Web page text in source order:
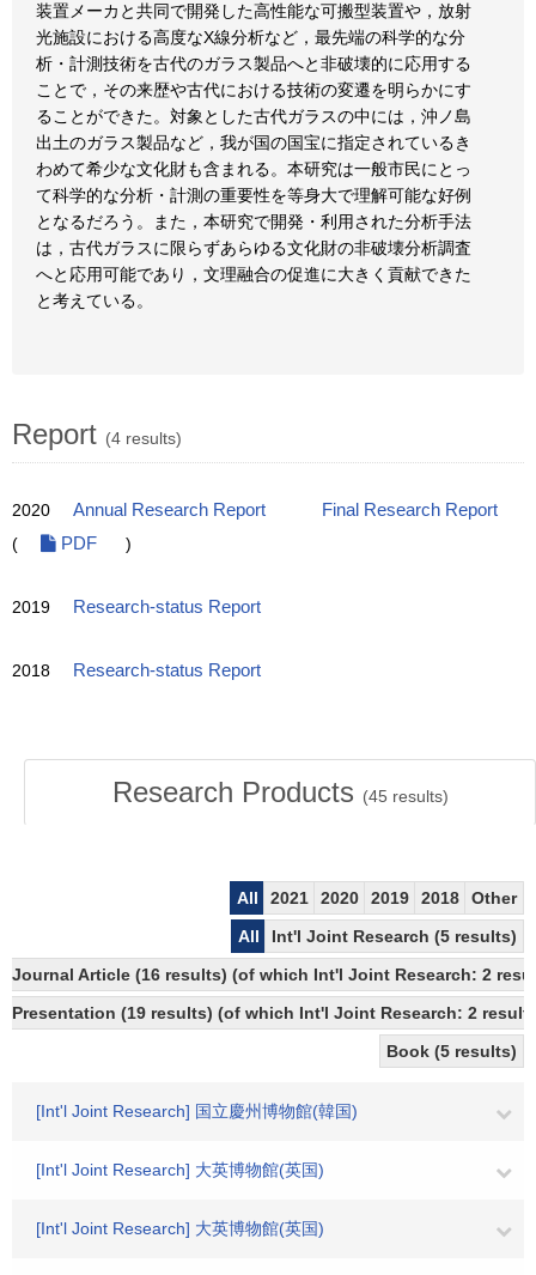
装置メーカと共同で開発した高性能な可搬型装置や，放射
光施設における高度なX線分析など，最先端の科学的な分
析・計測技術を古代のガラス製品へと非破壊的に応用する
ことで，その来歴や古代における技術の変遷を明らかにす
ることができた。対象とした古代ガラスの中には，沖ノ島
出土のガラス製品など，我が国の国宝に指定されているき
わめて希少な文化財も含まれる。本研究は一般市民にとっ
て科学的な分析・計測の重要性を等身大で理解可能な好例
となるだろう。また，本研究で開発・利用された分析手法
は，古代ガラスに限らずあらゆる文化財の非破壊分析調査
へと応用可能であり，文理融合の促進に大きく貢献できた
と考えている。
Report (4 results)
2020 Annual Research Report
Final Research Report
(
PDF )
2019 Research-status Report
2018 Research-status Report
Research Products (45 results)
All 2021 2020 2019 2018
Other
All
Int'l Joint Research (5 results)
Journal Article (16 results) (of which Int'l Joint Research: 2
Presentation (19 results) (of which Int'l Joint Research: 2
Book (5 results)
[Int'l Joint Research] 国立慶州博物館(韓国)
[Int'l Joint Research] 大英博物館(英国)
[Int'l Joint Research] 大英博物館(英国)